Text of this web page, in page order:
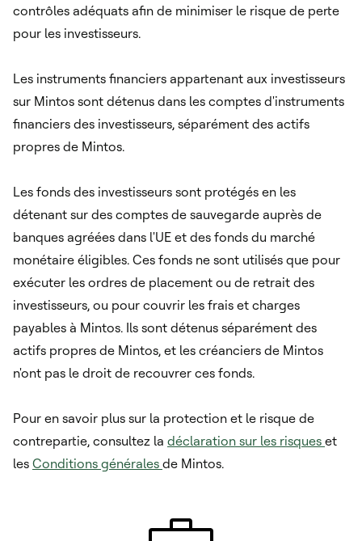
contrôles adéquats afin de minimiser le risque de perte
pour les investisseurs.
Les instruments financiers appartenant aux investisseurs
sur Mintos sont détenus dans les comptes d'instruments
financiers des investisseurs, séparément des actifs
propres de Mintos.
Les fonds des investisseurs sont protégés en les
détenant sur des comptes de sauvegarde auprès de
banques agréées dans l'UE et des fonds du marché
monétaire éligibles. Ces fonds ne sont utilisés que pour
exécuter les ordres de placement ou de retrait des
investisseurs, ou pour couvrir les frais et charges
payables à Mintos. Ils sont détenus séparément des
actifs propres de Mintos, et les créanciers de Mintos
n'ont pas le droit de recouvrer ces fonds.
Pour en savoir plus sur la protection et le risque de
contrepartie, consultez la déclaration sur les risques et
les Conditions générales de Mintos.